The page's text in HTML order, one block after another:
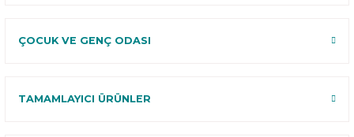
ÇOCUK VE GENÇ ODASI
TAMAMLAYICI ÜRÜNLER